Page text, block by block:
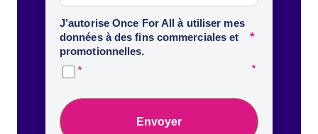
*
J’autorise Once For All à utiliser mes
données à des fins commerciales et
promotionnelles.
Envoyer